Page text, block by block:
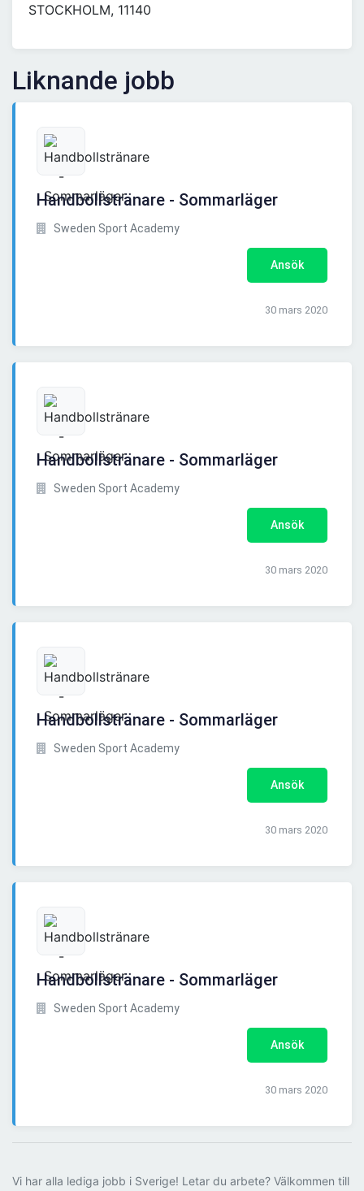
STOCKHOLM, 11140
Liknande jobb
Handbollstränare - Sommarläger
Sweden Sport Academy
Ansök
30 mars 2020
Handbollstränare - Sommarläger
Sweden Sport Academy
Ansök
30 mars 2020
Handbollstränare - Sommarläger
Sweden Sport Academy
Ansök
30 mars 2020
Handbollstränare - Sommarläger
Sweden Sport Academy
Ansök
30 mars 2020
Vi har alla lediga jobb i Sverige! Letar du arbete? Välkommen till